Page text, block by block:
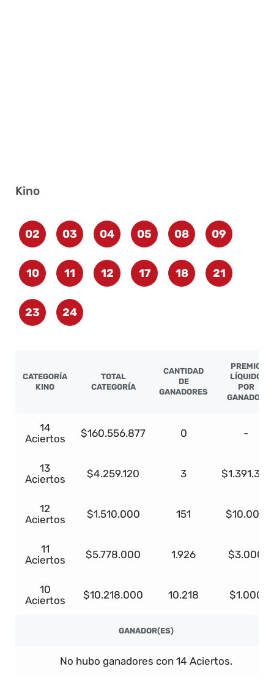
Kino
02 03 04 05 08 09
10 11 12 17 18 21
23 24
CATEGORÍA
KINO
TOTAL
CATEGORÍA
CANTIDAD
DE
GANADORES
PREMIO
LÍQUIDO
POR
GANADOR
14
Aciertos
$160.556.877 0 -
13
Aciertos
$4.259.120 3 $1.391.313
12
Aciertos
$1.510.000 151 $10.000
11
Aciertos
$5.778.000 1.926 $3.000
10
Aciertos
$10.218.000 10.218 $1.000
GANADOR(ES)
No hubo ganadores con 14 Aciertos.